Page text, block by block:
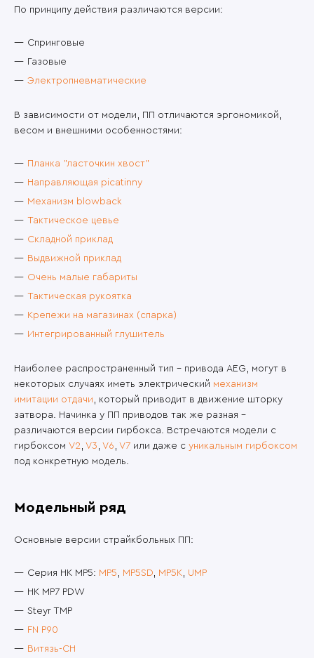
По принципу действия различаются версии:
Спринговые
Газовые
Электропневматические
В зависимости от модели, ПП отличаются эргономикой,
весом и внешними особенностями:
Планка "ласточкин хвост"
Направляющая picatinny
Механизм blowback
Тактическое цевье
Складной приклад
Выдвижной приклад
Очень малые габариты
Тактическая рукоятка
Крепежи на магазинах (спарка)
Интегрированный глушитель
Наиболее распространенный тип - привода AEG, могут в
некоторых случаях иметь электрический механизм
имитации отдачи , который приводит в движение шторку
затвора. Начинка у ПП приводов так же разная -
различаются версии гирбокса. Встречаются модели с
гирбоксом V2, V3 , V6 , V7 или даже с уникальным гирбоксом
под конкретную модель.
Модельный ряд
Основные версии страйкбольных ПП:
Серия HK MP5: MP5 , MP5SD, MP5K, UMP
HK MP7 PDW
Steyr TMP
FN P90
Витязь-СН